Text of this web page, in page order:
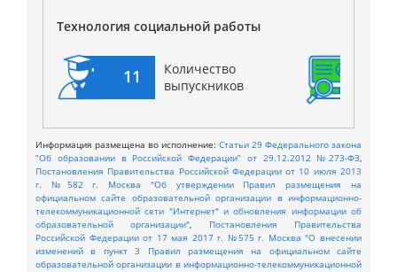
Технология социальной работы
11
Количество
выпускников
Информация размещена во исполнение: Статьи 29 Федерального закона
“Об образовании в Российской Федерации” от 29.12.2012 №273-ФЗ,
Постановления Правительства Российской Федерации от 10 июля 2013
г. №582 г. Москва "Об утверждении Правил размещения на
официальном сайте образовательной организации в информационно-
телекоммуникационной сети "Интернет" и обновления информации об
образовательной организации", Постановления Правительства
Российской Федерации от 17 мая 2017 г. №575 г. Москва "О внесении
изменений в пункт 3 Правил размещения на официальном сайте
образовательной организации в информационно-телекоммуникационной